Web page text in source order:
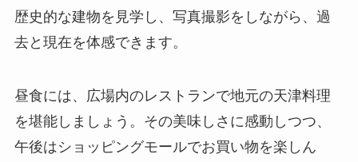
歴史的な建物を見学し、写真撮影をしながら、過
去と現在を体感できます。
昼食には、広場内のレストランで地元の天津料理
を堪能しましょう。その美味しさに感動しつつ、
午後はショッピングモールでお買い物を楽しん